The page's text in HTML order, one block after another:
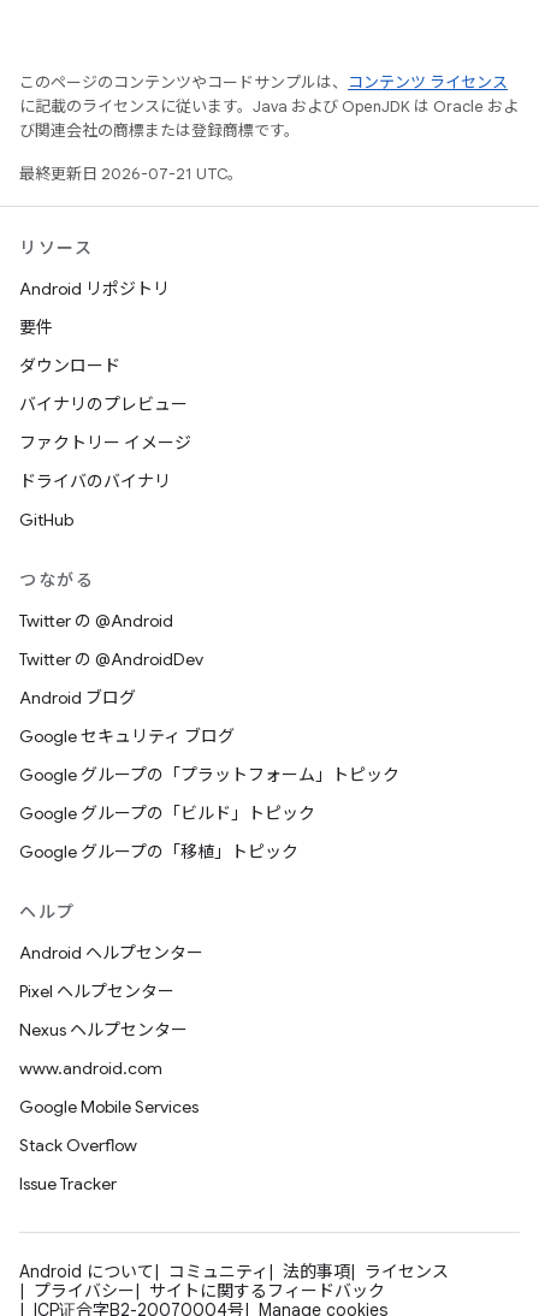
このページのコンテンツやコードサンプルは、
コンテンツ ライセンス
に記載のライセンスに従います。Java および OpenJDK は Oracle およ
び関連会社の商標または登録商標です。
最終更新日 2026-07-21 UTC。
リソース
Android リポジトリ
要件
ダウンロード
バイナリのプレビュー
ファクトリー イメージ
ドライバのバイナリ
GitHub
つながる
Twitter の @Android
Twitter の @AndroidDev
Android ブログ
Google セキュリティ ブログ
Google グループの「プラットフォーム」トピック
Google グループの「ビルド」トピック
Google グループの「移植」トピック
ヘルプ
Android ヘルプセンター
Pixel ヘルプセンター
Nexus ヘルプセンター
www.android.com
Google Mobile Services
Stack Overflow
Issue Tracker
Android について コミュニティ 法的事項
ライセンス
プライバシー
サイトに関するフィードバック
ICP证合字B2-20070004号
Manage cookies